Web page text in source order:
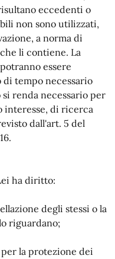
eccedenti o
non sono utilizzati,
a norma di
li contiene. La
essere
tempo necessario
renda necessario per
interesse, di ricerca
dall'art. 5 del
ha diritto:
degli stessi o la
riguardano;
la protezione dei